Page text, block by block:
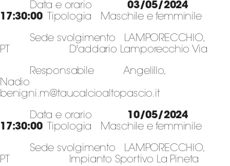
Data e orario 03/05/2024
17:30:00Tipologia Maschile e femminile
Sede svolgimento LAMPORECCHIO,
PT D'addario Lamporecchio Via
Responsabile Angelillo,
Nadio
benigni.m@taucalcioaltopascio.it
Data e orario 10/05/2024
17:30:00Tipologia Maschile e femminile
Sede svolgimento LAMPORECCHIO,
PT Impianto Sportivo La Pineta